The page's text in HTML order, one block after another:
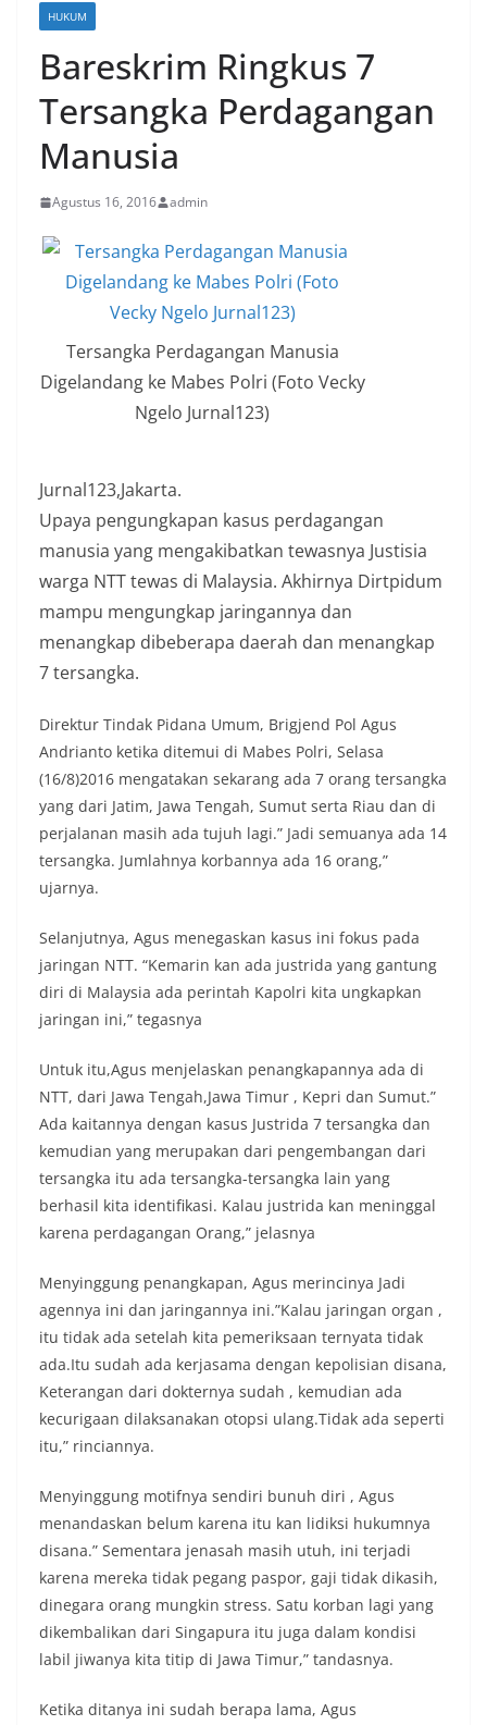
HUKUM
Bareskrim Ringkus 7
Tersangka Perdagangan
Manusia
Agustus 16, 2016 admin
Tersangka Perdagangan Manusia
Digelandang ke Mabes Polri (Foto Vecky
Ngelo Jurnal123)
Jurnal123,Jakarta.
Upaya pengungkapan kasus perdagangan
manusia yang mengakibatkan tewasnya Justisia
warga NTT tewas di Malaysia. Akhirnya Dirtpidum
mampu mengungkap jaringannya dan
menangkap dibeberapa daerah dan menangkap
7 tersangka.
Direktur Tindak Pidana Umum, Brigjend Pol Agus
Andrianto ketika ditemui di Mabes Polri, Selasa
(16/8)2016 mengatakan sekarang ada 7 orang tersangka
yang dari Jatim, Jawa Tengah, Sumut serta Riau dan di
perjalanan masih ada tujuh lagi.” Jadi semuanya ada 14
tersangka. Jumlahnya korbannya ada 16 orang,”
ujarnya.
Selanjutnya, Agus menegaskan kasus ini fokus pada
jaringan NTT. “Kemarin kan ada justrida yang gantung
diri di Malaysia ada perintah Kapolri kita ungkapkan
jaringan ini,” tegasnya
Untuk itu,Agus menjelaskan penangkapannya ada di
NTT, dari Jawa Tengah,Jawa Timur , Kepri dan Sumut.”
Ada kaitannya dengan kasus Justrida 7 tersangka dan
kemudian yang merupakan dari pengembangan dari
tersangka itu ada tersangka-tersangka lain yang
berhasil kita identifikasi. Kalau justrida kan meninggal
karena perdagangan Orang,” jelasnya
Menyinggung penangkapan, Agus merincinya Jadi
agennya ini dan jaringannya ini.”Kalau jaringan organ ,
itu tidak ada setelah kita pemeriksaan ternyata tidak
ada.Itu sudah ada kerjasama dengan kepolisian disana,
Keterangan dari dokternya sudah , kemudian ada
kecurigaan dilaksanakan otopsi ulang.Tidak ada seperti
itu,” rinciannya.
Menyinggung motifnya sendiri bunuh diri , Agus
menandaskan belum karena itu kan lidiksi hukumnya
disana.” Sementara jenasah masih utuh, ini terjadi
karena mereka tidak pegang paspor, gaji tidak dikasih,
dinegara orang mungkin stress. Satu korban lagi yang
dikembalikan dari Singapura itu juga dalam kondisi
labil jiwanya kita titip di Jawa Timur,” tandasnya.
Ketika ditanya ini sudah berapa lama, Agus